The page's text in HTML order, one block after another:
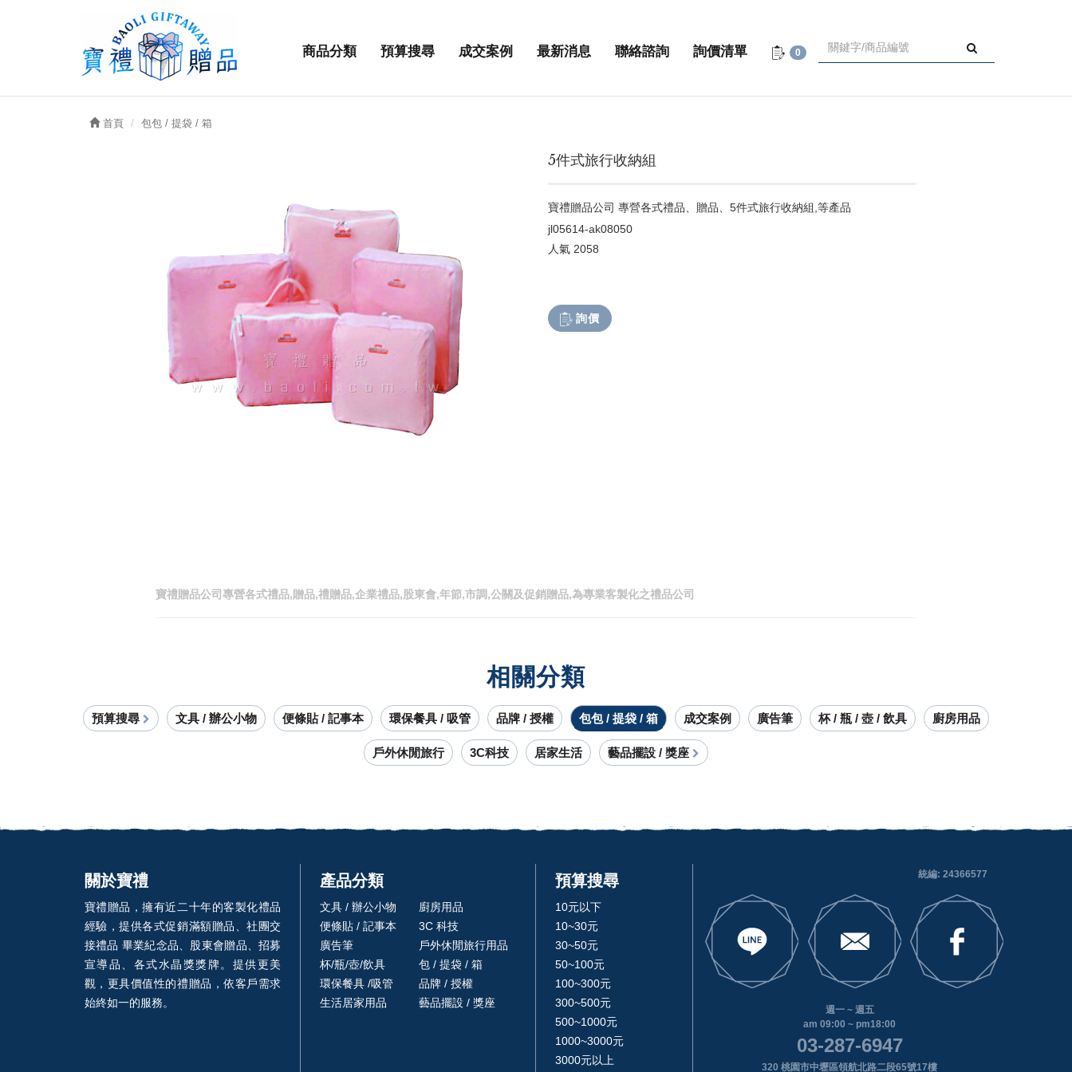
商品分類 預算搜尋 成交案例 最新消息 聯絡諮詢 詢價清單 0
首頁 包包 / 提袋 / 箱
5件式旅行收納組
寶禮贈品公司 專營各式禮品、贈品、5件式旅行收納組,等產品
jl05614-ak08050
人氣 2058
詢價
寶禮贈品公司專營各式禮品,贈品,禮贈品,企業禮品,股東會,年節,市調,公關及促銷贈品,為專業客製化之禮品公司
相關分類
預算搜尋 文具 / 辦公小物 便條貼 / 記事本 環保餐具 / 吸管 品牌 / 授權 包包 / 提袋 / 箱 成交案例 廣告筆 杯 / 瓶 / 壺 / 飲具 廚房用品
戶外休閒旅行 3C科技 居家生活 藝品擺設 / 獎座
關於寶禮
寶禮贈品，擁有近二十年的客製化禮品
經驗，提供各式促銷滿額贈品、社團交
接禮品 畢業紀念品、股東會贈品、招募
宣導品、各式水晶獎獎牌。提供更美
觀，更具價值性的禮贈品，依客戶需求
始終如一的服務。
產品分類
文具 / 辦公小物
便條貼 / 記事本
廣告筆
杯/瓶/壺/飲具
環保餐具 /吸管
生活居家用品
廚房用品
3C 科技
戶外休閒旅行用品
包 / 提袋 / 箱
品牌 / 授權
藝品擺設 / 獎座
預算搜尋
10元以下
10~30元
30~50元
50~100元
100~300元
300~500元
500~1000元
1000~3000元
3000元以上
統編: 24366577
週一 ~ 週五
am 09:00 ~ pm18:00
03-287-6947
320 桃園市中壢區領航北路二段65號17樓